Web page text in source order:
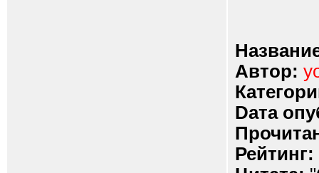
Автор:
Dата
Рейтинг: